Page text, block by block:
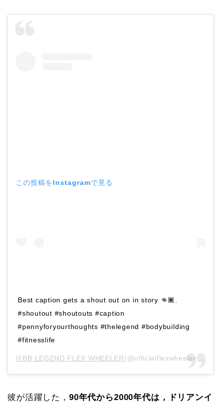
この投稿をInstagramで見る
Best caption gets a shout out on in story 👊🏾.
#shoutout #shoutouts #caption
#pennyforyourthoughts #thelegend #bodybuilding
#fitnesslife
IFBB LEGEND FLEX WHEELER(@officialflexwheeler)がシェアした投稿 –
彼が活躍した， 90年代から2000年代は，ドリアンイ